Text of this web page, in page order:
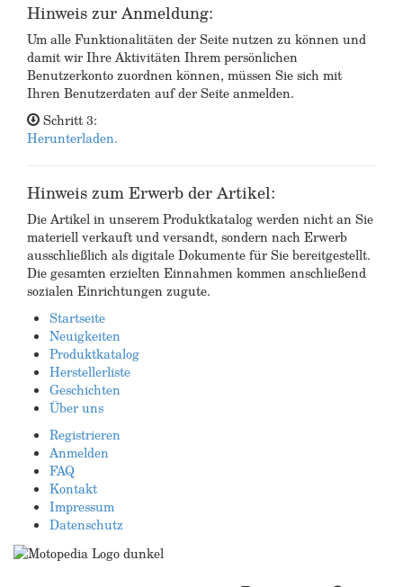
Hinweis zur Anmeldung:
Um alle Funktionalitäten der Seite nutzen zu können und
damit wir Ihre Aktivitäten Ihrem persönlichen
Benutzerkonto zuordnen können, müssen Sie sich mit
Ihren Benutzerdaten auf der Seite anmelden.
Schritt 3:
Herunterladen.
Hinweis zum Erwerb der Artikel:
Die Artikel in unserem Produktkatalog werden nicht an Sie
materiell verkauft und versandt, sondern nach Erwerb
ausschließlich als digitale Dokumente für Sie bereitgestellt.
Die gesamten erzielten Einnahmen kommen anschließend
sozialen Einrichtungen zugute.
Startseite
Neuigkeiten
Produktkatalog
Herstellerliste
Geschichten
Über uns
Registrieren
Anmelden
FAQ
Kontakt
Impressum
Datenschutz